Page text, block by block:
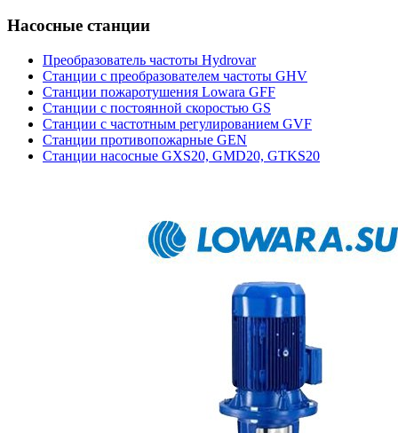
Насосные станции
Преобразователь частоты Hydrovar
Станции с преобразователем частоты GHV
Станции пожаротушения Lowara GFF
Станции с постоянной скоростью GS
Станции с частотным регулированием GVF
Станции противопожарные GEN
Станции насосные GXS20, GMD20, GTKS20